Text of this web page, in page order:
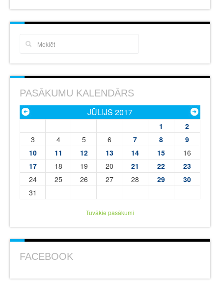
PASĀKUMU KALENDĀRS
JŪLIJS 2017
1
2
3
4 5 6 7 8
9
10
11 12 13 14 15
16
17
18 19 20 21 22
23
24
25 26 27 28 29
30
31
Tuvākie pasākumi
FACEBOOK